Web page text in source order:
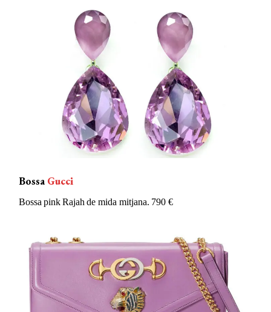
BossaGucci
Bossa pinkRajah de mida mitjana. 790 €